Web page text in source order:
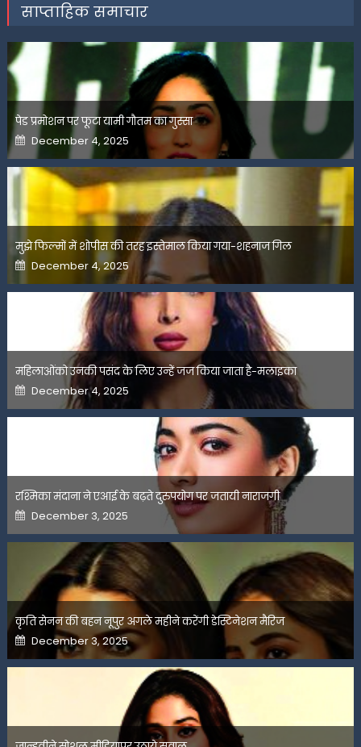
साप्ताहिक समाचार
पेड प्रमोशन पर फूटा यामी गौतम का गुस्सा
Posted
on
December 4, 2025
मुझे फिल्मों में शोपीस की तरह इस्तेमाल किया गया-शहनाज गिल
Posted
on
December 4, 2025
महिलाओंको उनकी पसंद के लिए उन्हें जज किया जाता है-मलाइका
Posted
on
December 4, 2025
रश्मिका मंदाना ने एआई के बढ़ते दुरुपयोग पर जतायी नाराजगी
Posted
on
December 3, 2025
कृति सेनन की बहन नूपुर अगले महीने करेंगी डेस्टिनेशन मैरिज
Posted
on
December 3, 2025